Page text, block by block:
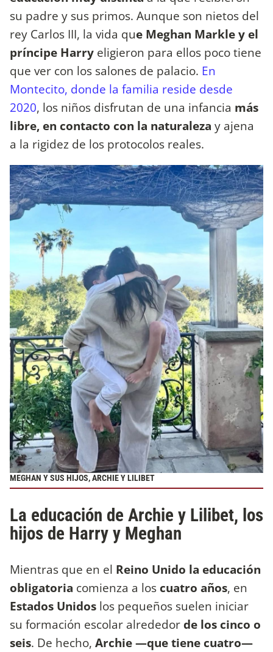
su padre y sus primos. Aunque son nietos del
rey Carlos III, la vida que Meghan Markle y el
príncipe Harry eligieron para ellos poco tiene
que ver con los salones de palacio. En
Montecito, donde la familia reside desde
2020, los niños disfrutan de una infancia más
libre, en contacto con la naturaleza y ajena
a la rigidez de los protocolos reales.
MEGHAN Y SUS HIJOS, ARCHIE Y LILIBET
La educación de Archie y Lilibet, los
hijos de Harry y Meghan
Mientras que en el Reino Unido la educación
obligatoria comienza a los cuatro años, en
Estados Unidos los pequeños suelen iniciar
su formación escolar alrededorde los cinco o
seis. De hecho, Archie —que tiene cuatro—